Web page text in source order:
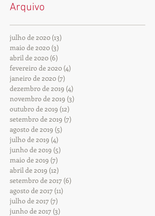
Arquivo
julho de 2020 (13)
maio de 2020 (3)
abril de 2020 (6)
fevereiro de 2020 (4)
janeiro de 2020 (7)
dezembro de 2019 (4)
novembro de 2019 (3)
outubro de 2019 (12)
setembro de 2019 (7)
agosto de 2019 (5)
julho de 2019 (4)
junho de 2019 (5)
maio de 2019 (7)
abril de 2019 (12)
setembro de 2017 (6)
agosto de 2017 (11)
julho de 2017 (7)
junho de 2017 (3)